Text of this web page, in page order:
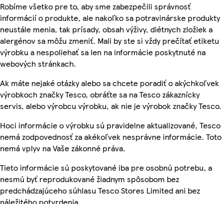
Robíme všetko pre to, aby sme zabezpečili správnosť
informácií o produkte, ale nakoľko sa potravinárske produkty
neustále menia, tak prísady, obsah výživy, diétnych zložiek a
alergénov sa môžu zmeniť. Mali by ste si vždy prečítať etiketu
výrobku a nespoliehať sa len na informácie poskytnuté na
webových stránkach.
Ak máte nejaké otázky alebo sa chcete poradiť o akýchkoľvek
výrobkoch značky Tesco, obráťte sa na Tesco zákaznícky
servis, alebo výrobcu výrobku, ak nie je výrobok značky Tesco.
Hoci informácie o výrobku sú pravidelne aktualizované, Tesco
nemá zodpovednosť za akékoľvek nesprávne informácie. Toto
nemá vplyv na Vaše zákonné práva.
Tieto informácie sú poskytované iba pre osobnú potrebu, a
nesmú byť reprodukované žiadnym spôsobom bez
predchádzajúceho súhlasu Tesco Stores Limited ani bez